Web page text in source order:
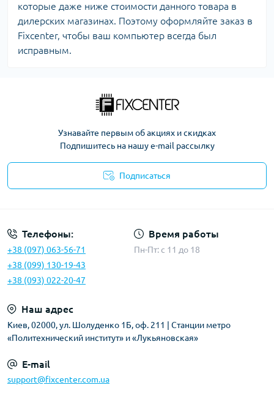
которые даже ниже стоимости данного товара в
дилерских магазинах. Поэтому оформляйте заказ в
Fixcenter, чтобы ваш компьютер всегда был
исправным.
Узнавайте первым об акциях и скидках
Подпишитесь на нашу e-mail рассылку
Подписаться
Телефоны:
+38 (097) 063-56-71
+38 (099) 130-19-43
+38 (093) 022-20-47
Время работы
Пн-Пт: c 11 до 18
Наш адрес
Киев, 02000, ул. Шолуденко 1Б, оф. 211 | Станции метро
«Политехнический институт» и «Лукьяновская»
E-mail
support@fixcenter.com.ua